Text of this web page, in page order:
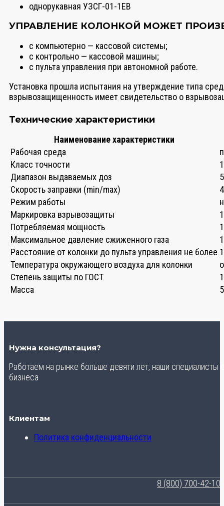
однорукавная УЗСГ-01-1ЕВ
УПРАВЛЕНИЕ КОЛОНКОЙ МОЖЕТ
с компьютерно — кассовой системы;
с контрольно — кассовой машины;
с пульта управления при автономной работе.
Установка прошла испытания на утверждение типа
взрывозащищенность имеет свидетельство о
Технические характеристики
Наименование характеристики
Рабочая среда
Класс точности
Диапазон выдаваемых доз
Скорость заправки (min/max)
Режим работы
Маркировка взрывозащиты
Потребляемая мощность
Максимальное давление сжиженного газа
Расстояние от колонки до пульта управления не более
Температура окружающего воздуха для колонки
Степень защиты по ГОСТ
Масса
Нужна консультация?
Работаем на рынке больше девяти лет, наши
бизнеса
Клиентам
Политика конфиденциальности
8 (800) 700-42-10